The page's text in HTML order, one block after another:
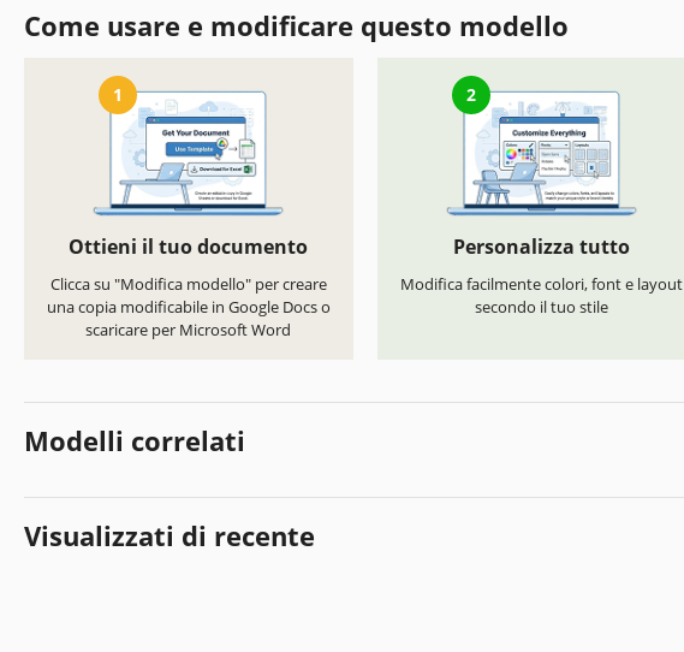
Come usare e modificare questo modello
1
Ottieni il tuo documento
Clicca su "Modifica modello" per creare
una copia modificabile in Google Docs o
scaricare per Microsoft Word
2
Personalizza tutto
Modifica facilmente colori, font e layout
secondo il tuo stile
Modelli correlati
Visualizzati di recente